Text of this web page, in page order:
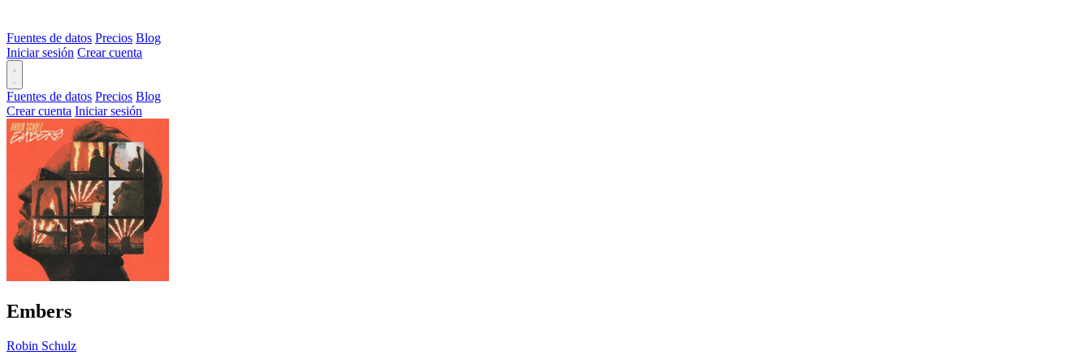
Fuentes de datos Precios Blog
Iniciar sesión Crear cuenta
Fuentes de datos Precios Blog
Crear cuenta Iniciar sesión
Embers
Robin Schulz